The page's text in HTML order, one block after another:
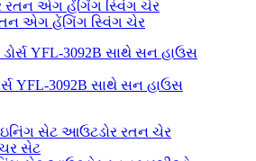
એગ હેંગિંગ સ્વિંગ ચેર
YFL-3092B સાથે સન હાઉસ